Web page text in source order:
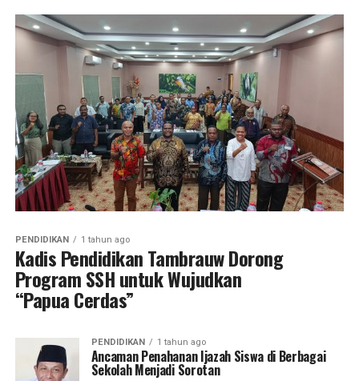
PENDIDIKAN 1 tahun ago
Kadis Pendidikan Tambrauw Dorong
Program SSH untuk Wujudkan
“Papua Cerdas”
PENDIDIKAN 1 tahun ago
Ancaman Penahanan Ijazah Siswa di Berbagai
Sekolah Menjadi Sorotan